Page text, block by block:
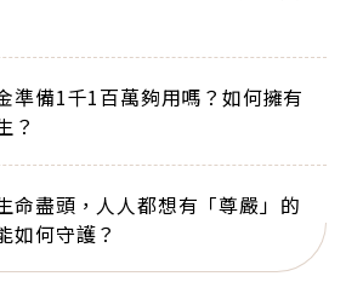
準備1千1百萬夠用嗎？如何擁有
？
命盡頭，人人都想有「尊嚴」的
如何守護？